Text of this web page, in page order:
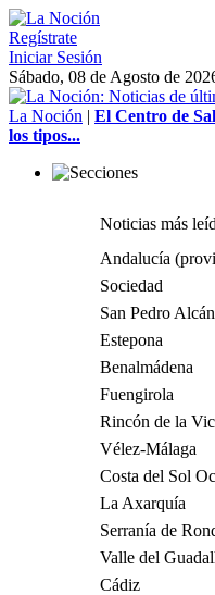
Regístrate
Iniciar Sesión
Sábado, 08 de Agosto de
La Noción | El Centro de
los tipos...
Noticias más
Andalucía
Sociedad
San Pedro
Estepona
Benalmádena
Fuengirola
Rincón de la
Vélez-Málaga
Costa del Sol
La Axarquía
Serranía de
Valle del
Cádiz